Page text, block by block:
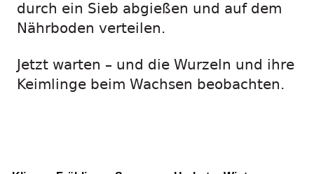
durch ein Sieb abgießen und auf dem
Nährboden verteilen.
Jetzt warten – und die Wurzeln und ihre
Keimlinge beim Wachsen beobachten.